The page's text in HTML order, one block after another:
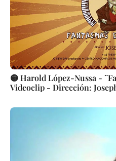
🟡 Harold López-Nussa -
Videoclip - Dirección: